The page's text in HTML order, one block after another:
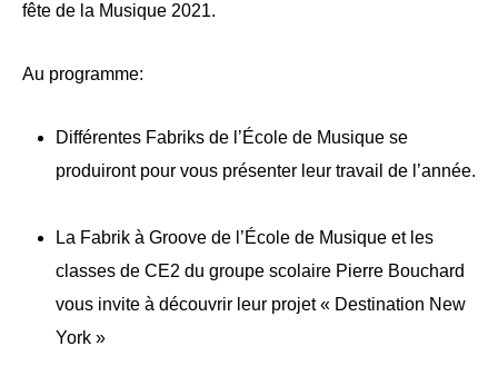
fête de la Musique 2021.
Au programme:
Différentes Fabriks de l’École de Musique se
produiront pour vous présenter leur travail de l’année.
La Fabrik à Groove de l’École de Musique et les
classes de CE2 du groupe scolaire Pierre Bouchard
vous invite à découvrir leur projet « Destination New
York »